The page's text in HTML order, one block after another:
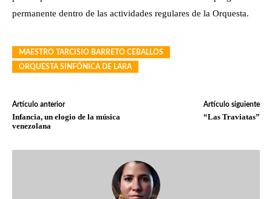
permanente dentro de las actividades regulares de la Orquesta.
MAESTRO TARCISIO BARRETO CEBALLOS
ORQUESTA SINFÓNICA DE LARA
Artículo anterior
Infancia, un elogio de la música
venezolana
Artículo siguiente
“Las Traviatas”